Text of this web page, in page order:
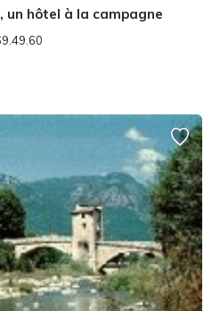
un hôtel à la campagne